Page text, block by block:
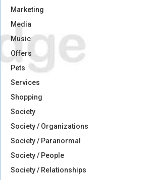
Marketing
Media
Music
Offers
Pets
Services
Shopping
Society
Society / Organizations
Society / Paranormal
Society / People
Society / Relationships